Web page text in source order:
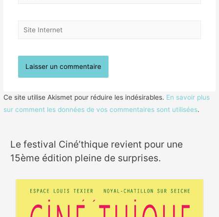
Site
Ce site utilise Akismet pour réduire les indésirables. En savoir plus
sur comment les données de vos commentaires sont utilisées.
Le festival Ciné’thique revient pour une
15ème édition pleine de surprises.